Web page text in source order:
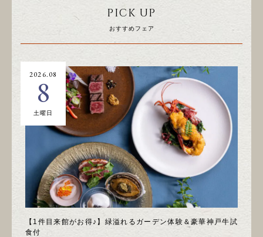
PICK UP
おすすめフェア
【1件目来館がお得♪】緑溢れるガーデン体験＆豪華神戸牛試
食付
2026.08
8
土曜日